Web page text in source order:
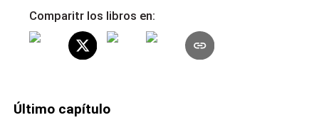
Comparitr los libros en:
Último capítulo